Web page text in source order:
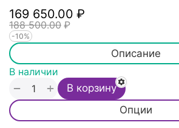
169 650.00 ₽
188 500.00 ₽
-10%
Описание
Опции
В наличии
+
− В корзину